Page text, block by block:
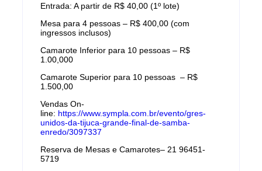
Entrada: A partir de R$ 40,00 (1º lote)
Mesa para 4 pessoas – R$ 400,00 (com
ingressos inclusos)
Camarote Inferior para 10 pessoas – R$
1.00,000
Camarote Superior para 10 pessoas – R$
1.500,00
Vendas On-
line: https://www.sympla.com.br/evento/gres-
unidos-da-tijuca-grande-final-de-samba-
enredo/3097337
Reserva de Mesas e Camarotes– 21 96451-
5719